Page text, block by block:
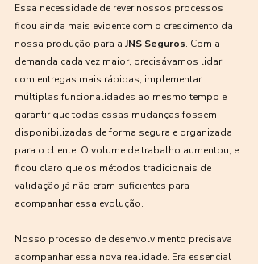
Essa necessidade de rever nossos processos
ficou ainda mais evidente com o crescimento da
nossa produção para a JNS Seguros. Com a
demanda cada vez maior, precisávamos lidar
com entregas mais rápidas, implementar
múltiplas funcionalidades ao mesmo tempo e
garantir que todas essas mudanças fossem
disponibilizadas de forma segura e organizada
para o cliente. O volume de trabalho aumentou, e
ficou claro que os métodos tradicionais de
validação já não eram suficientes para
acompanhar essa evolução.
Nosso processo de desenvolvimento precisava
acompanhar essa nova realidade. Era essencial